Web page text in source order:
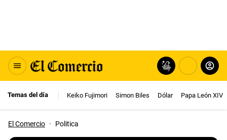
Temas del día Keiko Fujimori Simon Biles Dólar Papa León XIV
El Comercio · Politica